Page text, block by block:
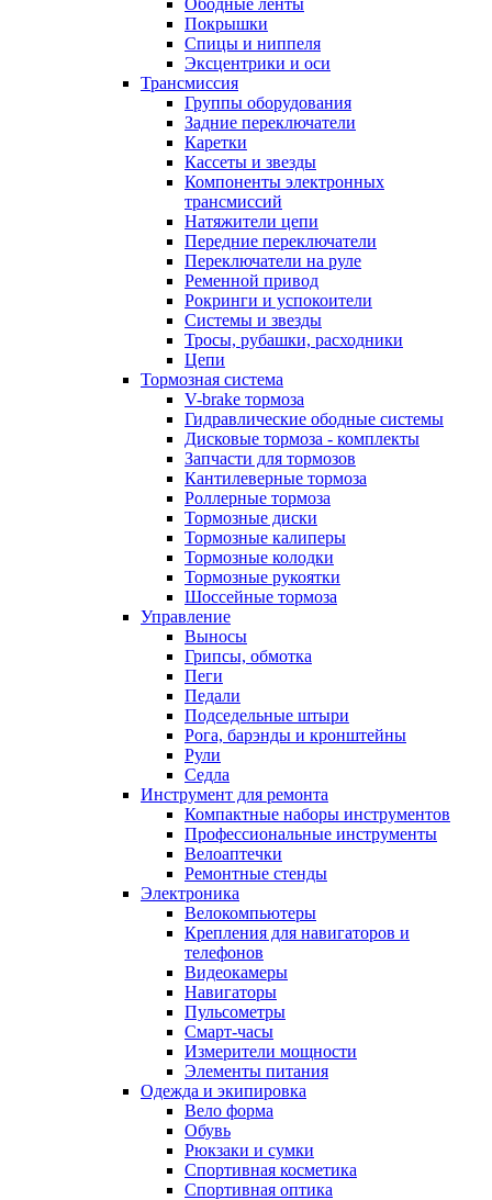
Покрышки
Спицы и ниппеля
Эксцентрики и оси
Трансмиссия
Группы оборудования
Задние переключатели
Каретки
Кассеты и звезды
Компоненты электронных
трансмиссий
Натяжители цепи
Передние переключатели
Переключатели на руле
Ременной привод
Рокринги и успокоители
Системы и звезды
Тросы, рубашки, расходники
Цепи
Тормозная система
V-brake тормоза
Гидравлические ободные системы
Дисковые тормоза - комплекты
Запчасти для тормозов
Кантилеверные тормоза
Роллерные тормоза
Тормозные диски
Тормозные калиперы
Тормозные колодки
Тормозные рукоятки
Шоссейные тормоза
Управление
Выносы
Грипсы, обмотка
Пеги
Педали
Подседельные штыри
Рога, барэнды и кронштейны
Рули
Седла
Инструмент для ремонта
Компактные наборы инструментов
Профессиональные инструменты
Велоаптечки
Ремонтные стенды
Электроника
Велокомпьютеры
Крепления для навигаторов и
телефонов
Видеокамеры
Навигаторы
Пульсометры
Смарт-часы
Измерители мощности
Элементы питания
Одежда и экипировка
Вело форма
Обувь
Рюкзаки и сумки
Спортивная косметика
Спортивная оптика